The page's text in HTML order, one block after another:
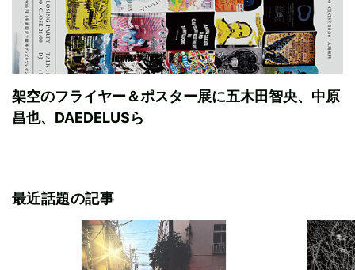
架空のフライヤー＆ポスター展に五木田智央、中原
昌也、DAEDELUSら
最近話題の記事